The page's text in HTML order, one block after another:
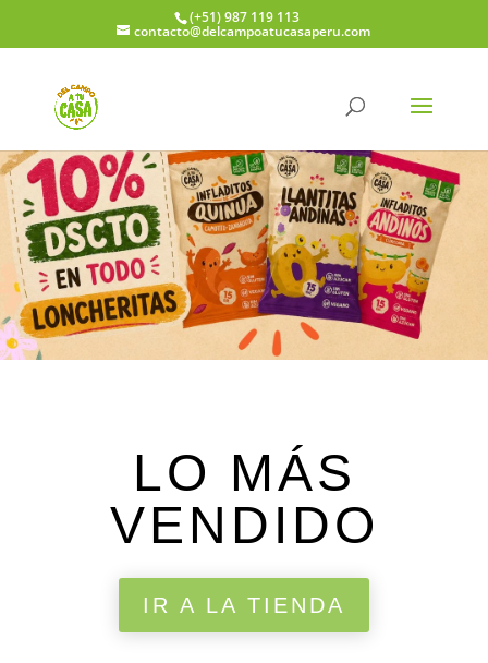
(+51) 987 119 113
contacto@delcampoatucasaperu.com
LO MÁS
VENDIDO
IR A LA TIENDA